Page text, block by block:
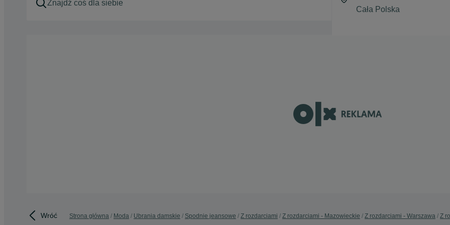
Wróć Strona główna Moda Ubrania damskie Spodnie jeansowe Z rozdarciami Z rozdarciami - Mazowieckie Z rozdarciami - Warszawa Z